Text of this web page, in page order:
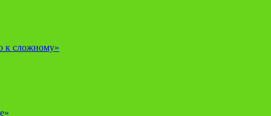
к сложному»